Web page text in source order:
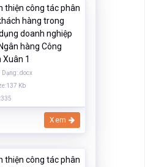
thiện công tác phân
hàng trong
doanh nghiệp
hàng Công
1
Dạng:.docx
Kb
Xem
thiện công tác phân